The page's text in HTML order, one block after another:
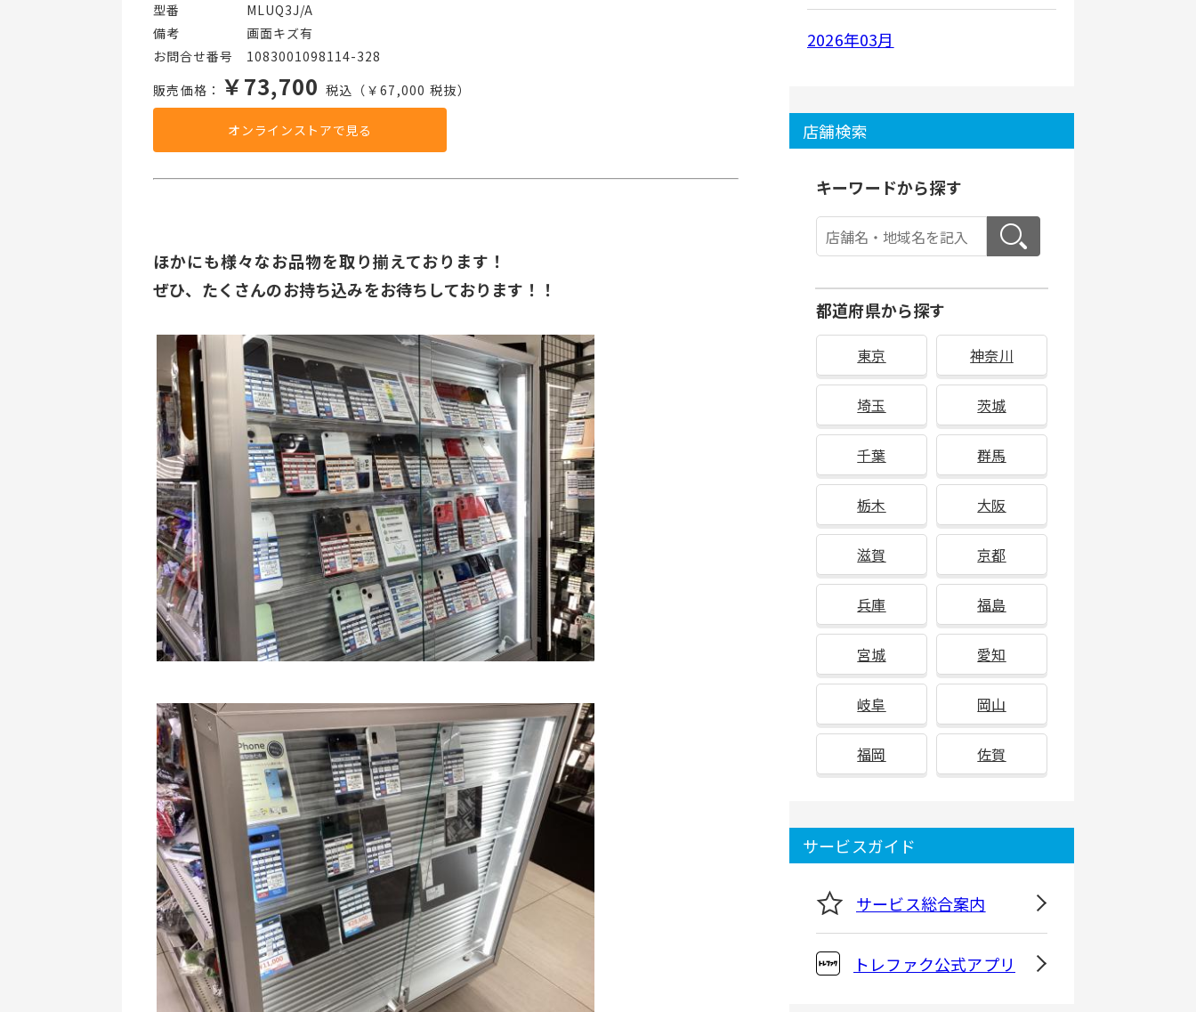
型番     MLUQ3J/A
備考     画面キズ有
お問合せ番号 1083001098114-328
販売価格： ￥73,700 税込（￥67,000 税抜）
オンラインストアで見る
ほかにも様々なお品物を取り揃えております！
ぜひ、たくさんのお持ち込みをお待ちしております！！
2026年03月
店舗検索
キーワードから探す
都道府県から探す
東京 神奈川
埼玉 茨城
千葉 群馬
栃木 大阪
滋賀 京都
兵庫 福島
宮城 愛知
岐阜 岡山
福岡 佐賀
サービスガイド
サービス総合案内
トレファク公式アプリ